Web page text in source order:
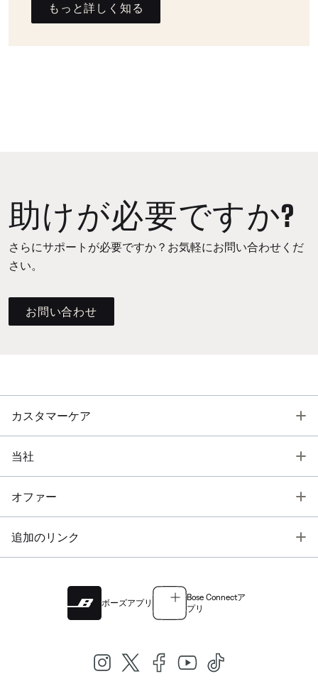
もっと詳しく知る
助けが必要ですか?
さらにサポートが必要ですか？お気軽にお問い合わせくだ
さい。
お問い合わせ
カスタマーケア
当社
オファー
追加のリンク
ボーズアプリ
Bose Connectア
プリ